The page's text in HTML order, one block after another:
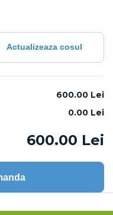
Actualizeaza cosul
600.00 Lei
0.00 Lei
600.00 Lei